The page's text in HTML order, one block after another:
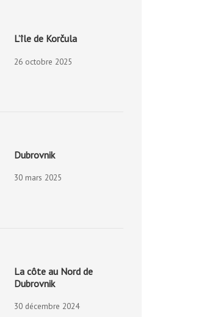
L’île de Korčula
26 octobre 2025
Dubrovnik
30 mars 2025
La côte au Nord de
Dubrovnik
30 décembre 2024